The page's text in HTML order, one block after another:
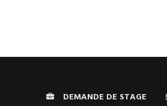
DEMANDE DE STAGE